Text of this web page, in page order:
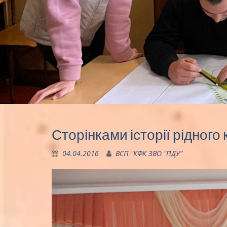
Сторінками історії
04.04.2016 ВСП "КФК ЗВО "ПДУ"